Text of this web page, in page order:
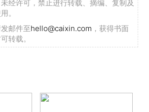
经许可，禁止进行转载、摘编、复制及
。
邮件至hello@caixin.com ，获得书面
转载。